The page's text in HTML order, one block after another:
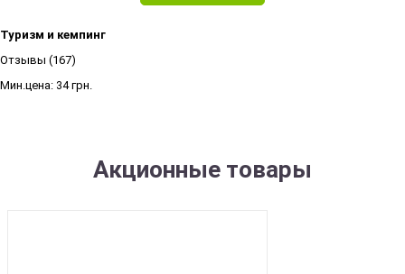
Туризм и кемпинг
Отзывы (167)
Мин.цена: 34 грн.
Акционные товары